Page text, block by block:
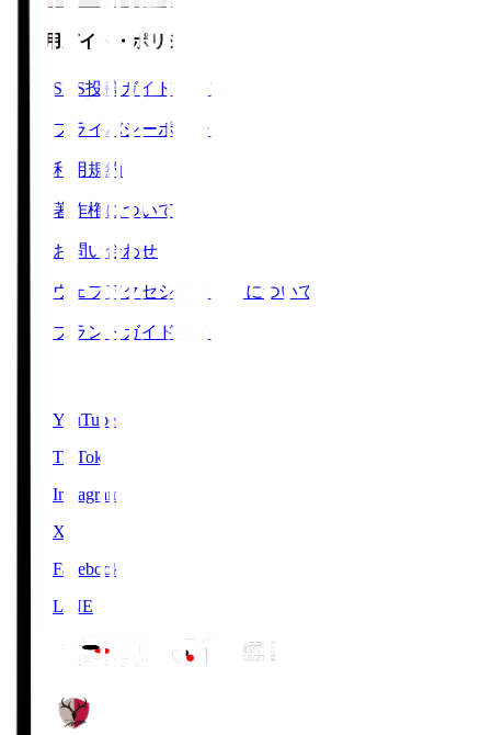
ご利用ガイド・ポリシー
SNS投稿ガイドライン
プライバシーポリシー
利用規約
著作権について
お問い合わせ
ウェブアクセシビリティについて
ブランドガイドライン
YouTube
TikTok
Instagram
X
Facebook
LINE